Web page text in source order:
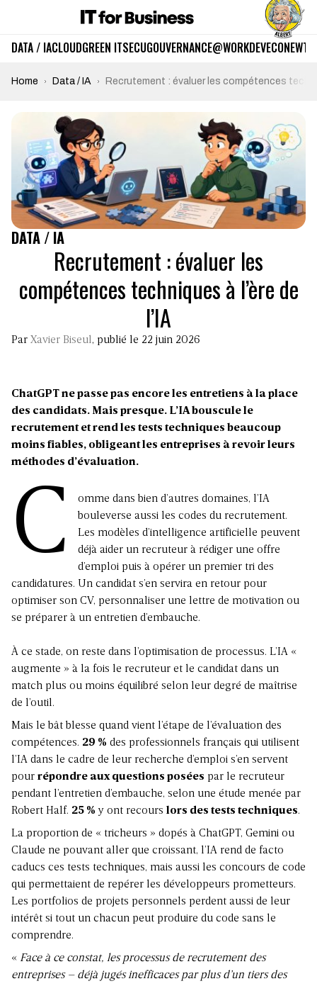
DATA / IACLOUDGREEN ITSECUGOUVERNANCE@WORKDEVECO
Home Data / IA Recrutement : évaluer les compétences
DATA / IA
Recrutement : évaluer les
compétences techniques à l’ère de
l’IA
Par Xavier Biseul, publié le 22 juin 2026
ChatGPT ne passe pas encore les entretiens à la place
des candidats. Mais presque. L’IA bouscule le
recrutement et rend les tests techniques beaucoup
moins fiables, obligeant les entreprises à revoir leurs
méthodes d’évaluation.
C
omme dans bien d’autres domaines, l’IA
bouleverse aussi les codes du recrutement.
Les modèles d’intelligence artificielle peuvent
déjà aider un recruteur à rédiger une offre
d’emploi puis à opérer un premier tri des
candidatures. Un candidat s’en servira en retour pour
optimiser son CV, personnaliser une lettre de motivation ou
se préparer à un entretien d’embauche.
À ce stade, on reste dans l’optimisation de processus. L’IA «
augmente » à la fois le recruteur et le candidat dans un
match plus ou moins équilibré selon leur degré de maîtrise
de l’outil.
Mais le bât blesse quand vient l’étape de l’évaluation des
compétences. 29 % des professionnels français qui utilisent
l’IA dans le cadre de leur recherche d’emploi s’en servent
pour répondre aux questions posées par le recruteur
pendant l’entretien d’embauche, selon une étude menée par
Robert Half. 25 % y ont recours lors des tests techniques.
La proportion de « tricheurs » dopés à ChatGPT, Gemini ou
Claude ne pouvant aller que croissant, l’IA rend de facto
caducs ces tests techniques, mais aussi les concours de code
qui permettaient de repérer les développeurs prometteurs.
Les portfolios de projets personnels perdent aussi de leur
intérêt si tout un chacun peut produire du code sans le
comprendre.
« Face à ce constat, les processus de recrutement des
entreprises – déjà jugés inefficaces par plus d’un tiers des